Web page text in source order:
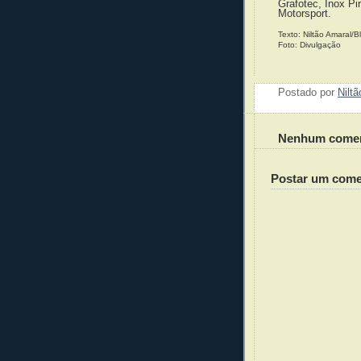
Grafotec, Inox
Motorsport.
Texto: Niltão Amaral/
Foto: Divulgação
Postado por
Nenhum
Postar um